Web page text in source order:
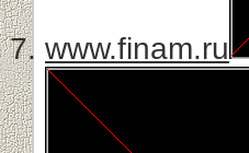
www.finam.ru